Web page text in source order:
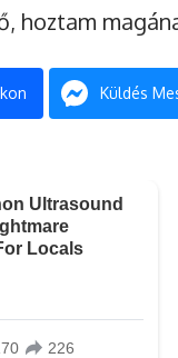
hoztam
Küldés